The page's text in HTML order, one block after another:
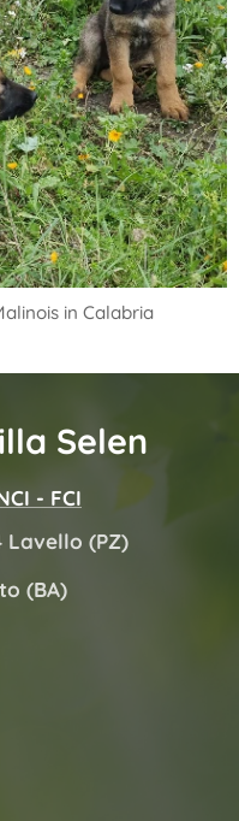
in Calabria
Selen
- FCI
Lavello (PZ)
(BA)